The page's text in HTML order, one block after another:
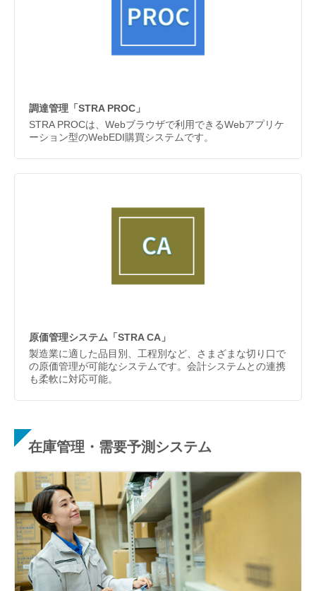
調達管理「STRA PROC」
STRA PROCは、Webブラウザで利用できるWebアプリケ
ーション型のWebEDI購買システムです。
原価管理システム「STRA CA」
製造業に適した品目別、工程別など、さまざまな切り口で
の原価管理が可能なシステムです。会計システムとの連携
も柔軟に対応可能。
在庫管理・需要予測システム